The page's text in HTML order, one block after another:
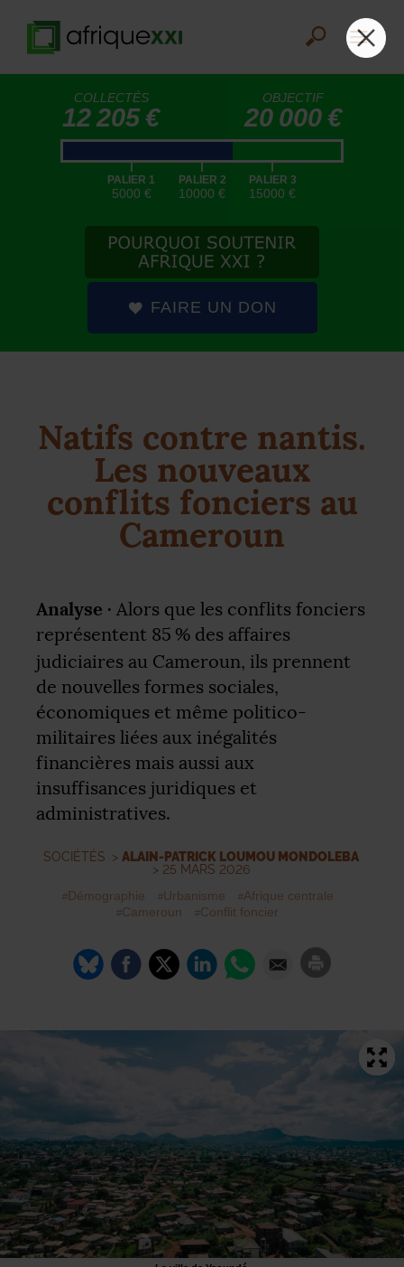
COLLECTÉS
12 205 €
OBJECTIF
20 000 €
|
PALIER 1
5000 €
|
PALIER 2
10000 €
|
PALIER 3
15000 €
FAIRE UN DON
Natifs contre nantis.
Les nouveaux
conflits fonciers au
Cameroun
Analyse · Alors que les conflits fonciers
représentent 85 % des affaires
judiciaires au Cameroun, ils prennent
de nouvelles formes sociales,
économiques et même politico-
militaires liées aux inégalités
financières mais aussi aux
insuffisances juridiques et
administratives.
SOCIÉTÉS > ALAIN-PATRICK LOUMOU MONDOLEBA
> 25 MARS 2026
Démographie Urbanisme
Afrique centrale
Cameroun
Conflit foncier